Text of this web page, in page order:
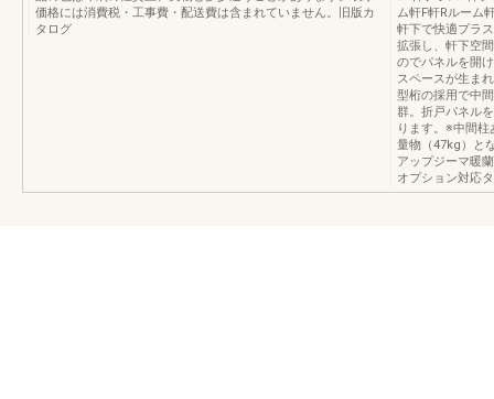
価格には消費税・工事費・配送費は含まれていません。旧版カ
タログ
ム軒F軒Rルーム
軒下で快適プラ
拡張し、軒下空
のでパネルを開
スペースが生ま
型桁の採用で中
群。折戸パネル
ります。※中間
量物（47kg）と
アップジーマ暖
オプション対応